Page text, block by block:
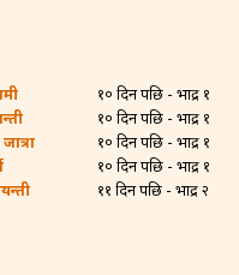
१० दिन पछि - भाद्र १
१० दिन पछि - भाद्र १
१० दिन पछि - भाद्र १
१० दिन पछि - भाद्र १
११ दिन पछि - भाद्र २